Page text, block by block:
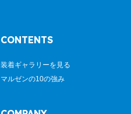
CONTENTS
装着ギャラリーを見る
マルゼンの10の強み